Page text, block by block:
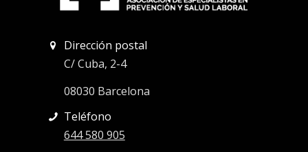
Dirección postal
C/ Cuba, 2-4
08030 Barcelona
Teléfono
644 580 905